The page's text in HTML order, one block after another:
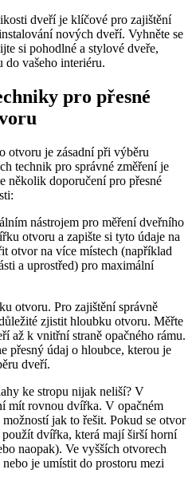
dveří je klíčové pro zajištění
nových dveří. Vyhněte se
si pohodlné a stylové dveře,
do vašeho interiéru.
pro přesné
otvoru je zásadní při výběru
technik pro správné změření je
několik doporučení pro přesné
nástrojem pro měření dveřního
otvoru a zapište si tyto údaje na
otvor na více místech (například
a uprostřed) pro maximální
otvoru. Pro zajištění správně
zjistit hloubku otvoru. Měřte
až k vnitřní straně opačného rámu.
přesný údaj o hloubce, kterou je
dveří.
ke stropu nijak neliší? V
mít rovnou dvířka. V opačném
jak to řešit. Pokud se otvor
dvířka, která mají širší horní
naopak). Ve vyšších otvorech
je umístit do prostoru mezi